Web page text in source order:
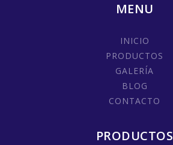
MENU
INICIO
PRODUCTOS
GALERÍA
BLOG
CONTACTO
PRODUCTOS